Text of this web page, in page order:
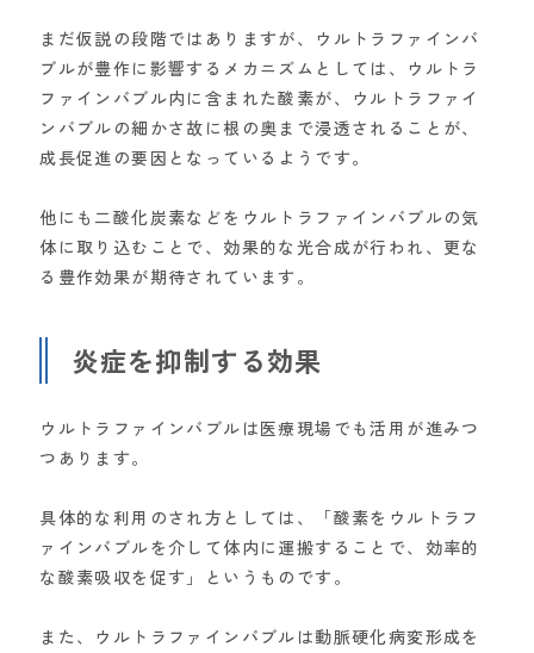
まだ仮説の段階ではありますが、ウルトラファインバ
ブルが豊作に影響するメカニズムとしては、ウルトラ
ファインバブル内に含まれた酸素が、ウルトラファイ
ンバブルの細かさ故に根の奥まで浸透されることが、
成長促進の要因となっているようです。
他にも二酸化炭素などをウルトラファインバブルの気
体に取り込むことで、効果的な光合成が行われ、更な
る豊作効果が期待されています。
炎症を抑制する効果
ウルトラファインバブルは医療現場でも活用が進みつ
つあります。
具体的な利用のされ方としては、「酸素をウルトラフ
ァインバブルを介して体内に運搬することで、効率的
な酸素吸収を促す」というものです。
また、ウルトラファインバブルは動脈硬化病変形成を